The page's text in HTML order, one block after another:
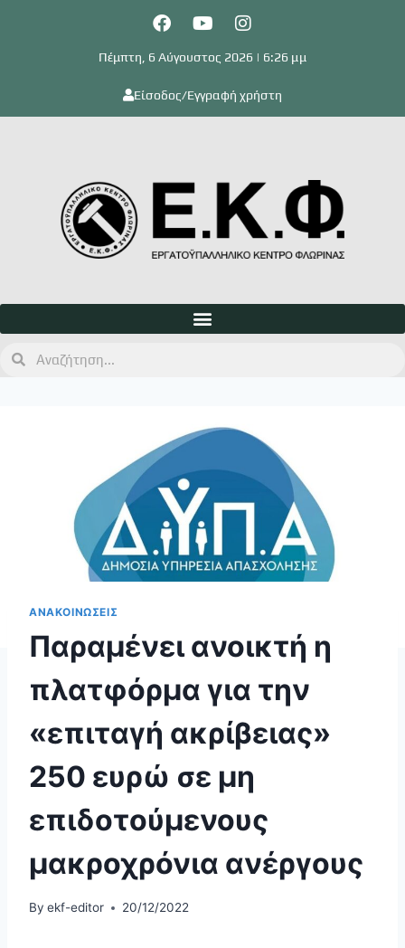
Πέμπτη, 6 Αύγουστος 2026 | 6:26 μμ
Είσοδος/Εγγραφή χρήστη
ΑΝΑΚΟΙΝΩΣΕΙΣ
Παραμένει ανοικτή η
πλατφόρμα για την
«επιταγή ακρίβειας»
250 ευρώ σε μη
επιδοτούμενους
μακροχρόνια ανέργους
By ekf-editor 20/12/2022